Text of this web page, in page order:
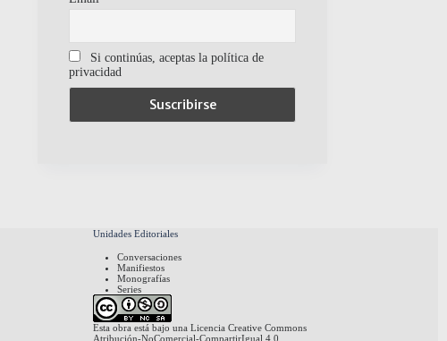
Si continúas, aceptas la política de
privacidad
Unidades Editoriales
Conversaciones
Manifiestos
Monografías
Series
Esta obra está bajo una Licencia Creative Commons
Atribución-NoComercial-CompartirIgual 4.0